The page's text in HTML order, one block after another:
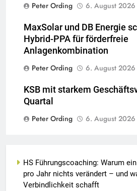
Peter Ording
6. August 2026
MaxSolar und DB Energie
Hybrid-PPA für förderfreie
Anlagenkombination
Peter Ording
6. August 2026
KSB mit starkem
Quartal
Peter Ording
6. August 2026
HS Führungscoaching: Warum
pro Jahr nichts verändert – und
Verbindlichkeit schafft